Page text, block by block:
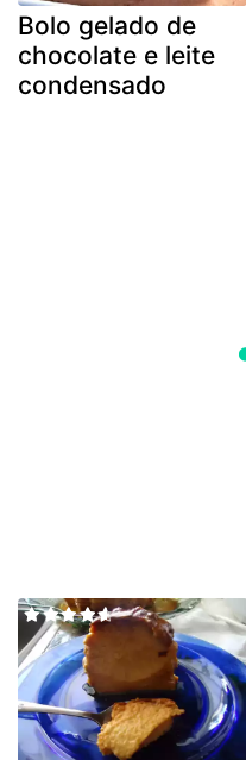
Bolo gelado de
chocolate e leite
condensado